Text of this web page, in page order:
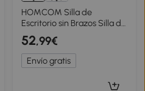
HOMCOM Silla de
Escritorio sin Brazos Silla de
Oficina Giratoria con
Respaldo Hueco Altura
Ajustable Negro
52,99€
Envío gratis